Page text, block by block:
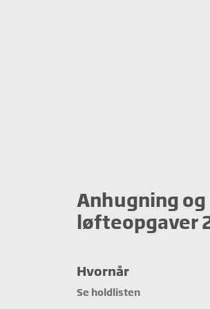
Anhugning
løfteopgaver
Hvornår
Se holdlisten